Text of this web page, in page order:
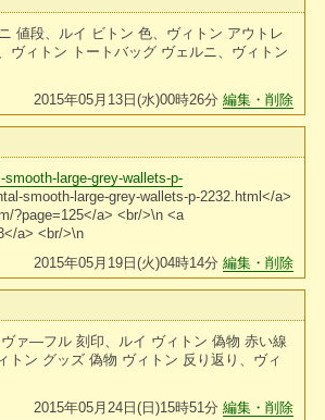
値段、ルイ ビトン 色、ヴィトン アウトレ
ヴィトン トートバッグ ヴェルニ、ヴィトン
2015年05月13日(水)00時26分 編集・削除
large-grey-wallets-p-
smooth-large-grey-wallets-p-2232.html</a>
?page=125</a> <br/>\n <a
a> <br/>\n
2015年05月19日(火)04時14分 編集・削除
ァ―フル 刻印、ルイ ヴィトン 偽物 赤い線
トン グッズ 偽物 ヴィトン 反り返り、ヴィ
2015年05月24日(日)15時51分 編集・削除